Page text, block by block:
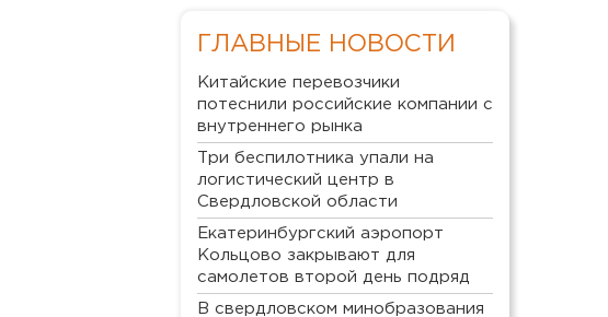
ГЛАВНЫЕ НОВОСТИ
Китайские перевозчики
потеснили российские компании с
внутреннего рынка
Три беспилотника упали на
логистический центр в
Свердловской области
Екатеринбургский аэропорт
Кольцово закрывают для
самолетов второй день подряд
В свердловском минобразования